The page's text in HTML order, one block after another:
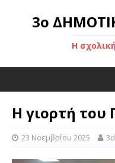
3ο
Η
Η γιορτή του
23 Νοεμβρίου 2025